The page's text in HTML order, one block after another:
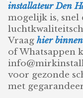
installateur Den
mogelijk is, snel
Vraaghier
of Whatsappen
voor gezonde
met